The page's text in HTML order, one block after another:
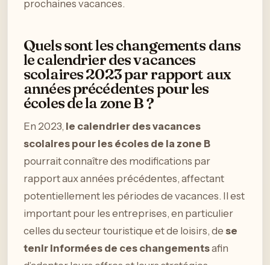
prochaines vacances.
Quels sont les changements dans
le calendrier des vacances
scolaires 2023 par rapport aux
années précédentes pour les
écoles de la zone B ?
En 2023, le calendrier des vacances
scolaires pour les écoles de la zone B
pourrait connaître des modifications par
rapport aux années précédentes, affectant
potentiellement les périodes de vacances. Il est
important pour les entreprises, en particulier
celles du secteur touristique et de loisirs, de se
tenir informées de ces changementsafin